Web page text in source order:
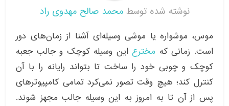
نوشته شده توسط محمد صالح مهدوی راد
موس، موشواره یا موشی وسیله‌ای آشنا از زمان‌های دور
است. زمانی که مخترعاین وسیله کوچک و جالب جعبه
کوچک و چوبی خود را ساخت تا بتواند رایانه را با آن
کنترل کند؛ هیچ وقت تصور نمی‌کرد تمامی کامپیوترهای
پس از آن تا به امروز به این وسیله جالب مجهز شوند.